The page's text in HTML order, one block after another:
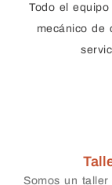
Todo el
mecánico de
Somos un taller